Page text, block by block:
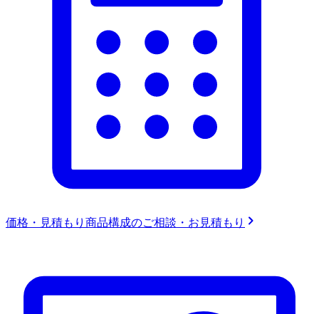
価格・見積もり 商品構成のご相談・お見積もり